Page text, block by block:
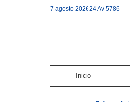
7 agosto 202624 Av 5786
Inicio